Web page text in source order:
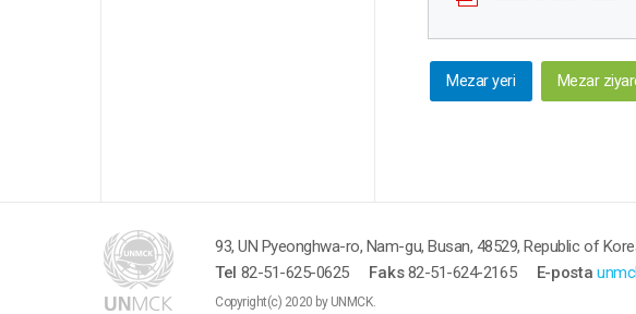
Mezar yeri Mezar
93, UN Pyeonghwa-ro, Nam-gu, Busan, 48529, Republic of
Tel 82-51-625-0625 Faks82-51-624-2165 E-posta
Copyright(c) 2020 by UNMCK.